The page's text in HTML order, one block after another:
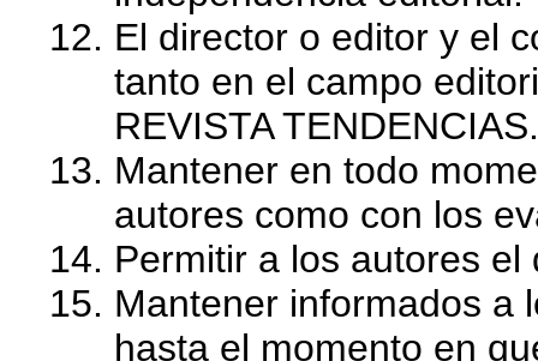
El director o editor y el
tanto en el campo
REVISTA TENDENCIAS.
Mantener en todo
autores como con los
Permitir a los autores
Mantener informados a
hasta el momento en